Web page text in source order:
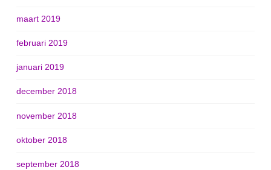
maart 2019
februari 2019
januari 2019
december 2018
november 2018
oktober 2018
september 2018